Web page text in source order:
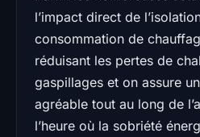
l’impact direct de
consommation de
réduisant les pertes de
gaspillages et on assure
agréable tout au long de
l’heure où la sobriété